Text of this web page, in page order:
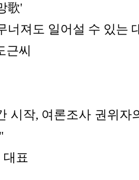
歌'
너져도 일어설 수 있는
근씨
시작, 여론조사 권위자
대표